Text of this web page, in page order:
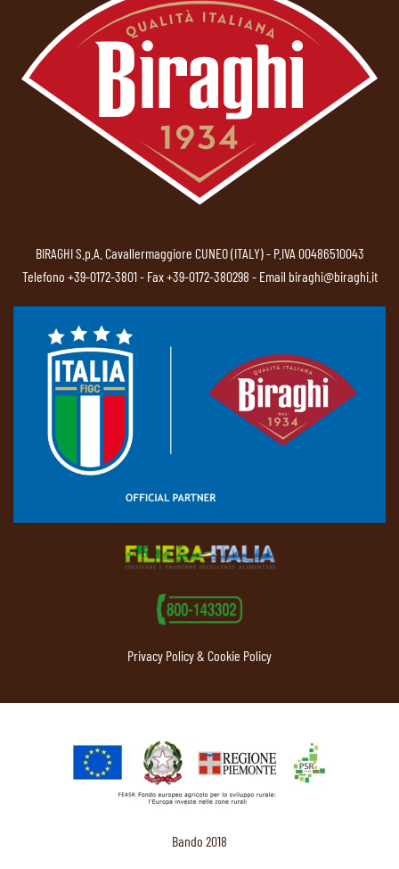
BIRAGHI S.p.A. Cavallermaggiore CUNEO (ITALY) - P.IVA 00486510043
Telefono +39-0172-3801- Fax +39-0172-380298 - Email biraghi@biraghi.it
Privacy Policy & Cookie Policy
Bando 2018